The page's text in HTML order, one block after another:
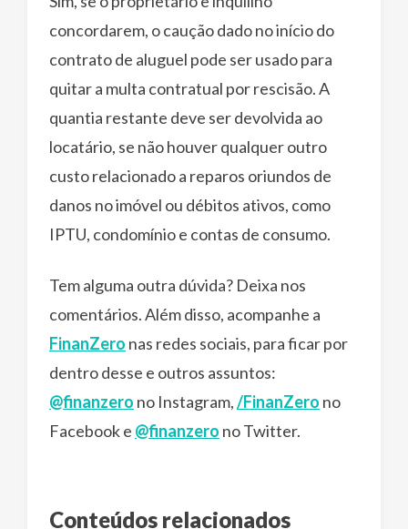
concordarem, o caução dado no início do
contrato de aluguel pode ser usado para
quitar a multa contratual por rescisão. A
quantia restante deve ser devolvida ao
locatário, se não houver qualquer outro
custo relacionado a reparos oriundos de
danos no imóvel ou débitos ativos, como
IPTU, condomínio e contas de consumo.
Tem alguma outra dúvida? Deixa nos
comentários. Além disso, acompanhe a
FinanZero nas redes sociais, para ficar por
dentro desse e outros assuntos:
@finanzero no Instagram,/FinanZero no
Facebook e @finanzero no Twitter.
Conteúdos relacionados